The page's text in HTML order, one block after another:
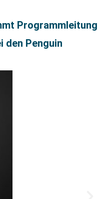
Programmleitung
den Penguin